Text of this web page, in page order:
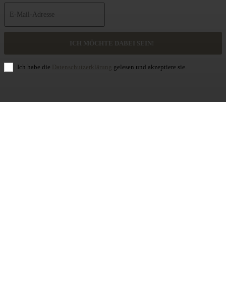
ICH MÖCHTE DABEI SEIN!
Ich habe die Datenschutzerklärung gelesen und akzeptiere sie.